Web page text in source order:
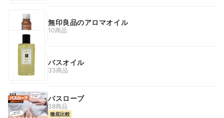
無印良品のアロマオイル
10商品
バスオイル
33商品
バスローブ
38商品
徹底比較